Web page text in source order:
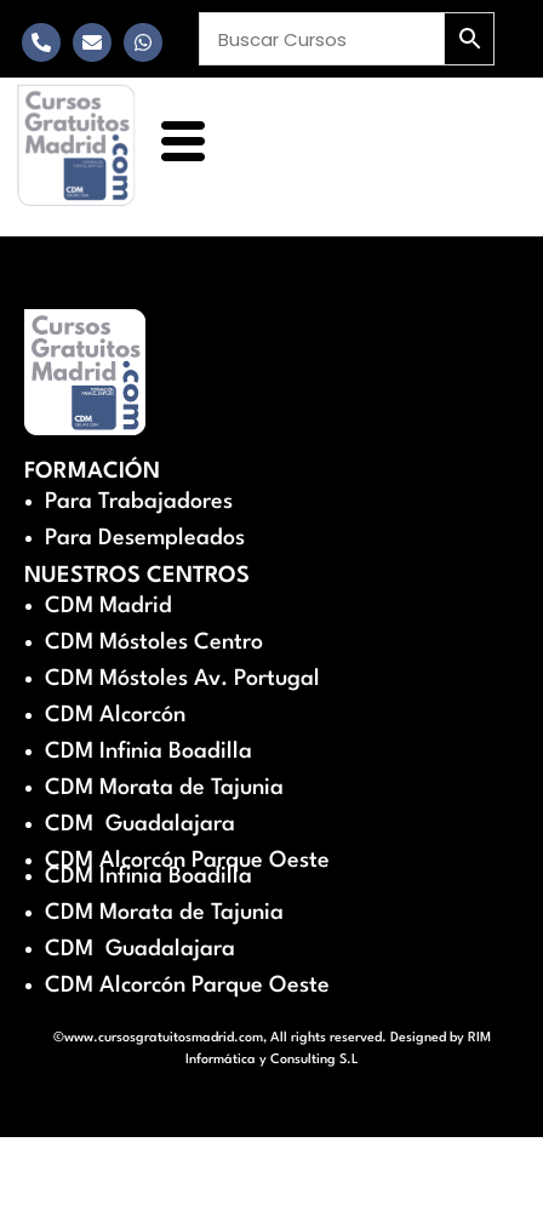
FORMACIÓN
Para Trabajadores
Para Desempleados
NUESTROS CENTROS
CDM Madrid
CDM Móstoles Centro
CDM Móstoles Av. Portugal
CDM Alcorcón
CDM Infinia Boadilla
CDM Morata de Tajunia
CDM Guadalajara
CDM Alcorcón Parque Oeste
CDM Infinia Boadilla
CDM Morata de Tajunia
CDM Guadalajara
CDM Alcorcón Parque Oeste
©www.cursosgratuitosmadrid.com, All rights reserved. Designed by RIM
Informática y Consulting S.L